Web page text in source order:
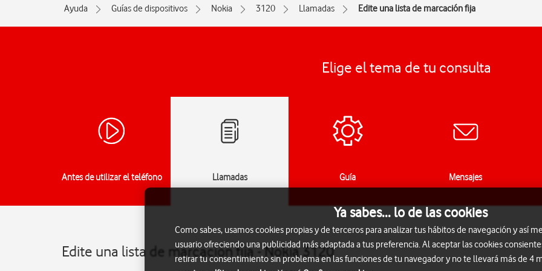
Ayuda Guías de dispositivos Nokia 3120 Llamadas Edite una lista de marcación fija
Elige el tema de tu consulta
Antes de utilizar el teléfono Llamadas Guía Mensajes
Edite una lista de marcación fija - Nokia 3120
Ya sabes... lo de las cookies
Como sabes, usamos cookies propias y de terceros para analizar tus hábitos de navegación y así
usuario ofreciendo una publicidad más adaptada a tus preferencia. Al aceptar las cookies
retirar tu consentimiento sin problema en las funciones de tu navegador y no te llevará más de 4